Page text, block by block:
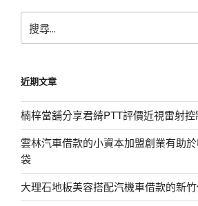
尋
字:
近期文章
楠梓當舖分享君綺PTT評價近視雷射
雲林汽車借款的小資本加盟創業有助
袋
大理石地板美容搭配汽機車借款的新